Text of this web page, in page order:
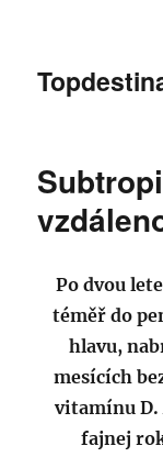
Po dvou
téměř do
hlavu,
mesících
vitamínu D.
fajnej